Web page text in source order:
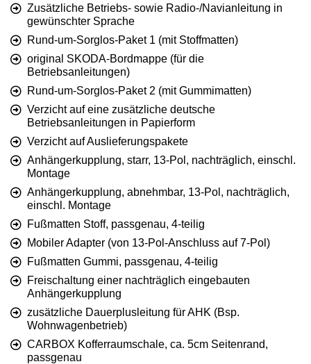
Zusätzliche Betriebs- sowie Radio-/Navianleitung in
gewünschter Sprache
Rund-um-Sorglos-Paket 1 (mit Stoffmatten)
original SKODA-Bordmappe (für die
Betriebsanleitungen)
Rund-um-Sorglos-Paket 2 (mit Gummimatten)
Verzicht auf eine zusätzliche deutsche
Betriebsanleitungen in Papierform
Verzicht auf Auslieferungspakete
Anhängerkupplung, starr, 13-Pol, nachträglich, einschl.
Montage
Anhängerkupplung, abnehmbar, 13-Pol, nachträglich,
einschl. Montage
Fußmatten Stoff, passgenau, 4-teilig
Mobiler Adapter (von 13-Pol-Anschluss auf 7-Pol)
Fußmatten Gummi, passgenau, 4-teilig
Freischaltung einer nachträglich eingebauten
Anhängerkupplung
zusätzliche Dauerplusleitung für AHK (Bsp.
Wohnwagenbetrieb)
CARBOX Kofferraumschale, ca. 5cm Seitenrand,
passgenau